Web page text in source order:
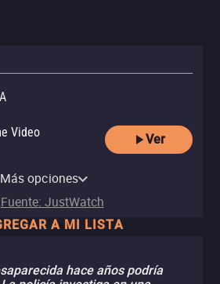
Video
Ver
Más opciones
Fuente: JustWatch
A MI LISTA
hace años podría